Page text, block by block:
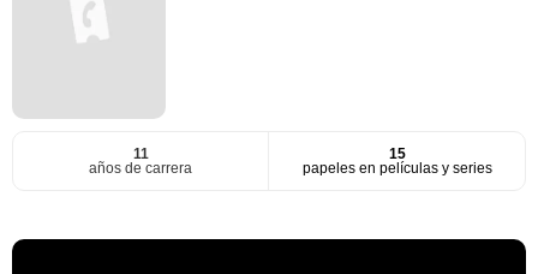
11
años de carrera
15
papeles en películas y series